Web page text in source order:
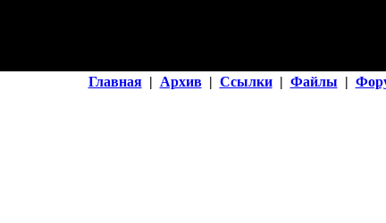
Главная | Архив | Ссылки | Файлы |